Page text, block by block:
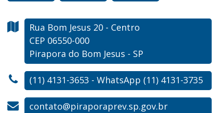
Rua Bom Jesus 20 - Centro
CEP 06550-000
Pirapora do Bom Jesus - SP
(11) 4131-3653 - WhatsApp (11) 4131-3735
contato@piraporaprev.sp.gov.br